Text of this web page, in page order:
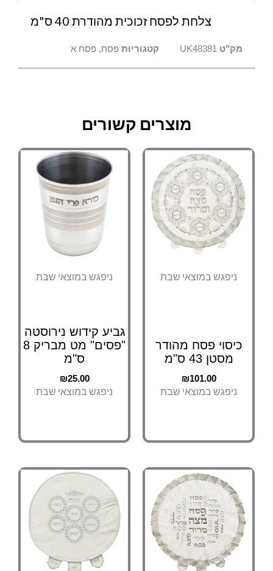
צלחת לפסח זכוכית מהודרת 40 ס"מ
מק"ט UK48381 קטגוריות פסח, פסח א
מוצרים קשורים
ניפגש במוצאי שבת
כיסוי פסח מהודר
מסטן 43 ס"מ
₪101.00
ניפגש במוצאי שבת
ניפגש במוצאי שבת
גביע קידוש נירוסטה
"פסים" מט מבריק 8
ס"מ
₪25.00
ניפגש במוצאי שבת